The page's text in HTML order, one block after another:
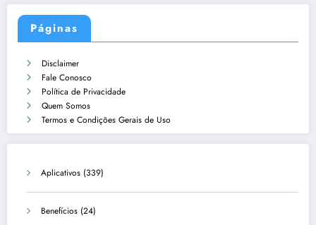
Páginas
Disclaimer
Fale Conosco
Política de Privacidade
Quem Somos
Termos e Condições Gerais de Uso
Aplicativos (339)
Benefícios (24)